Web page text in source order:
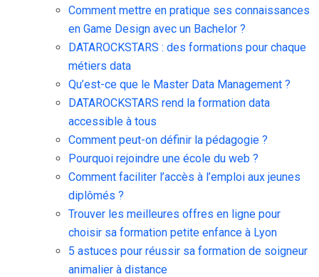
Comment mettre en pratique ses connaissances
en Game Design avec un Bachelor ?
DATAROCKSTARS : des formations pour chaque
métiers data
Qu’est-ce que le Master Data Management ?
DATAROCKSTARS rend la formation data
accessible à tous
Comment peut-on définir la pédagogie ?
Pourquoi rejoindre une école du web ?
Comment faciliter l’accès à l’emploi aux jeunes
diplômés ?
Trouver les meilleures offres en ligne pour
choisir sa formation petite enfance à Lyon
5 astuces pour réussir sa formation de soigneur
animalier à distance